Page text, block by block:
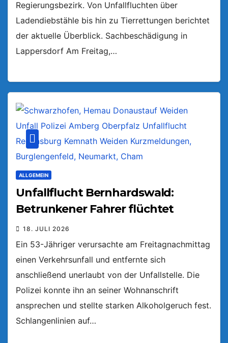
Regierungsbezirk. Von Unfallfluchten über
Ladendiebstähle bis hin zu Tierrettungen berichtet
der aktuelle Überblick. Sachbeschädigung in
Lappersdorf Am Freitag,…
ALLGEMEIN
Unfallflucht Bernhardswald:
Betrunkener Fahrer flüchtet
18. JULI 2026
Ein 53-Jähriger verursachte am Freitagnachmittag
einen Verkehrsunfall und entfernte sich
anschließend unerlaubt von der Unfallstelle. Die
Polizei konnte ihn an seiner Wohnanschrift
ansprechen und stellte starken Alkoholgeruch fest.
Schlangenlinien auf…